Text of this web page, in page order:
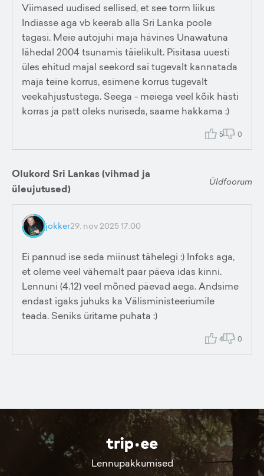
Viimased uudised sellised, et see torm liikus
Indiasse aga vb keerab alla Sri Lanka poole
tagasi. Meie autojuhi maja hävines Unawatuna
lähedal 2004 tsunamis täielikult. Pisitasa uuesti
üles ehitud majal seekord sai tugevalt kannatada
maja teine korrus, esimene korrus tugevalt
veekahjustustega. Seega - meiega veel kõik hästi
korras ja patt oleks nuriseda, saame hakkama :)
5 0
Olukord Sri Lankas (vihmad ja
üleujutused)
Üldfoorum
jokker29. nov 2025 17:00
Ei pannud ise seda miinust tähelegi :) Infoks aga,
et oleme veel vähemalt paar päeva idas kinni.
Lennuni (4.12) veel mõned päevad aega. Andsime
endast igaks juhuks ka Välisministeeriumile
teada. Seniks üritame puhata :)
4 0
Lennupakkumised